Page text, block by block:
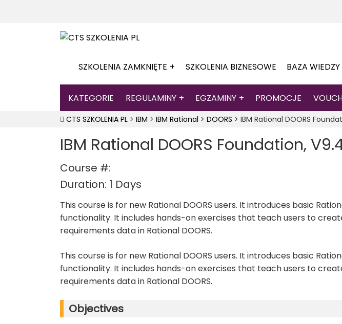
SZKOLENIA ZAMKNIĘTE SZKOLENIA BIZNESOWE BAZA WIEDZY
KATEGORIE REGULAMINY EGZAMINY PROMOCJE
CTS SZKOLENIA PL > IBM > IBM Rational > DOORS > IBM Rational DOORS
IBM Rational DOORS Foundation,
Course #:
Duration: 1 Days
This course is for new Rational DOORS users. It introduces basic
functionality. It includes hands-on exercises that teach users to
requirements data in Rational DOORS.
This course is for new Rational DOORS users. It introduces basic
functionality. It includes hands-on exercises that teach users to
requirements data in Rational DOORS.
Objectives